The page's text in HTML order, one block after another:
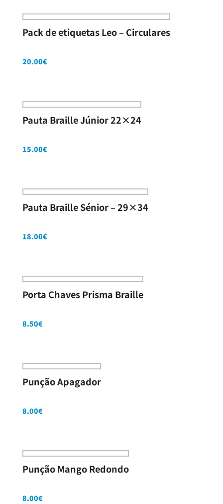
Pack de etiquetas Leo – Circulares
20.00€
Pauta Braille Júnior 22×24
15.00€
Pauta Braille Sénior – 29×34
18.00€
Porta Chaves Prisma Braille
8.50€
Punção Apagador
8.00€
Punção Mango Redondo
8.00€